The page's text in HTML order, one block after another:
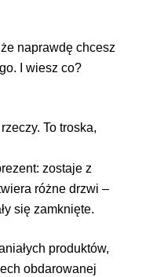
naprawdę chcesz
I wiesz co?
To troska,
zostaje z
różne drzwi –
się zamknięte.
produktów,
obdarowanej